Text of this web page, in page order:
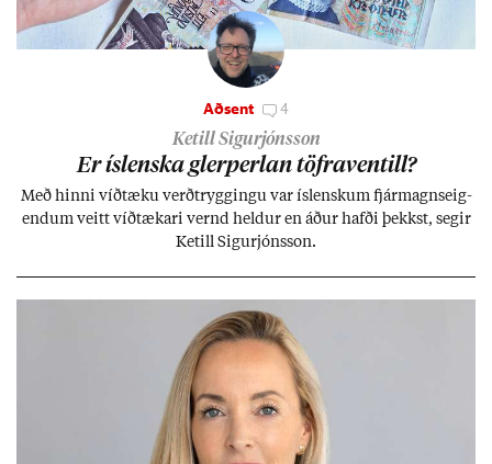
Aðsent 4
Ketill Sigurjónsson
Er ís­lenska glerperl­an töfra­ventill?
Með hinni víð­tæku verð­trygg­ingu var ís­lensk­um fjár­magns­eig­
end­um veitt víð­tæk­ari vernd held­ur en áð­ur hafði þekkst, seg­ir
Ketill Sig­ur­jóns­son.